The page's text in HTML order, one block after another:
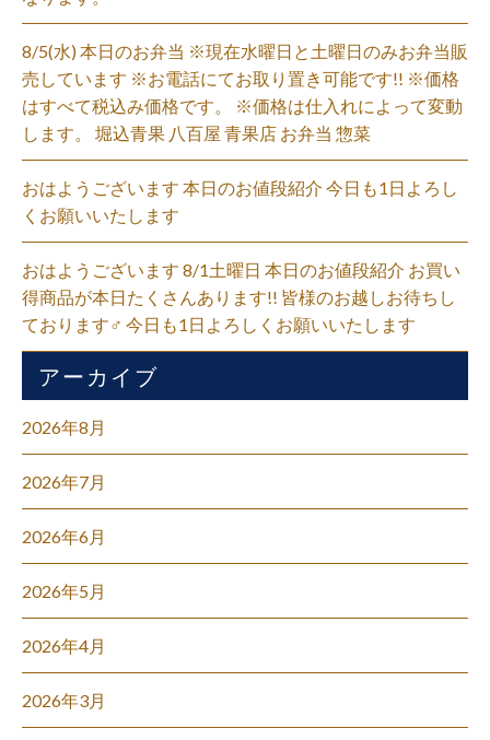
8/5(水) 本日のお弁当 ※現在水曜日と土曜日のみお弁当販
売しています ※お電話にてお取り置き可能です!! ※価格
はすべて税込み価格です。 ※価格は仕入れによって変動
します。 堀込青果 八百屋 青果店 お弁当 惣菜
おはようございます 本日のお値段紹介 今日も1日よろし
くお願いいたします
おはようございます 8/1土曜日 本日のお値段紹介 お買い
得商品が本日たくさんあります!! 皆様のお越しお待ちし
ております‍♂️ 今日も1日よろしくお願いいたします
アーカイブ
2026年8月
2026年7月
2026年6月
2026年5月
2026年4月
2026年3月